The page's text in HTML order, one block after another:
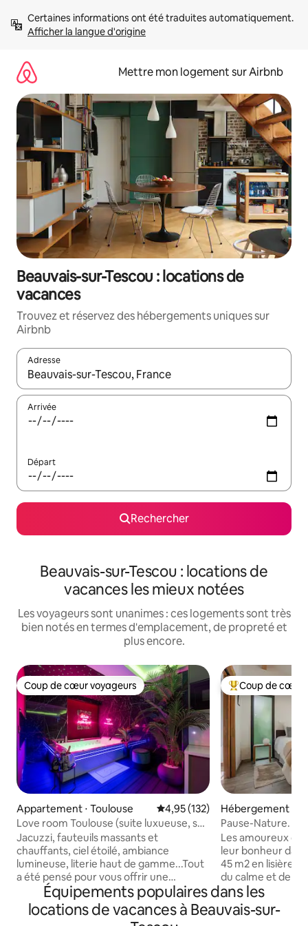
directement
Afficher la langue d'origine
Mettre mon logement sur Airbnb
Beauvais-sur-Tescou : locations de
vacances
Trouvez et réservez des hébergements uniques sur
Airbnb
Adresse
Lorsque les résultats s'affichent, utilisez les flèches vers le
Arrivée
Départ
Rechercher
Beauvais-sur-Tescou : locations de
vacances les mieux notées
Les voyageurs sont unanimes : ces logements sont très
bien notés en termes d'emplacement, de propreté et
plus encore.
Coup de cœur voyageurs
Coup de cœur voyageurs
Appartement ⋅ Toulouse Évaluation moyenne sur la
4,95 (132)
Love room Toulouse (suite luxueuse, spa
privatif)
Jacuzzi, fauteuils massants et
chauffants, ciel étoilé, ambiance
lumineuse, literie haut de gamme...Tout
a été pensé pour vous offrir une
expérience unique, avec un moment de
détente garanti ! Des options
supplémentaires sont disponibles sur
Coups de cœur
Coup de cœur
Hébergement ⋅
e-Fossat
Pause-Nature.
parking
Les amoureux
leur bonheur
45 m2 en lisière
du calme et de la
N/Est de
idéalement situé
et Blagnac. Balade dans le bois à côté.
Équipements populaires dans les
locations de vacances à Beauvais-sur-